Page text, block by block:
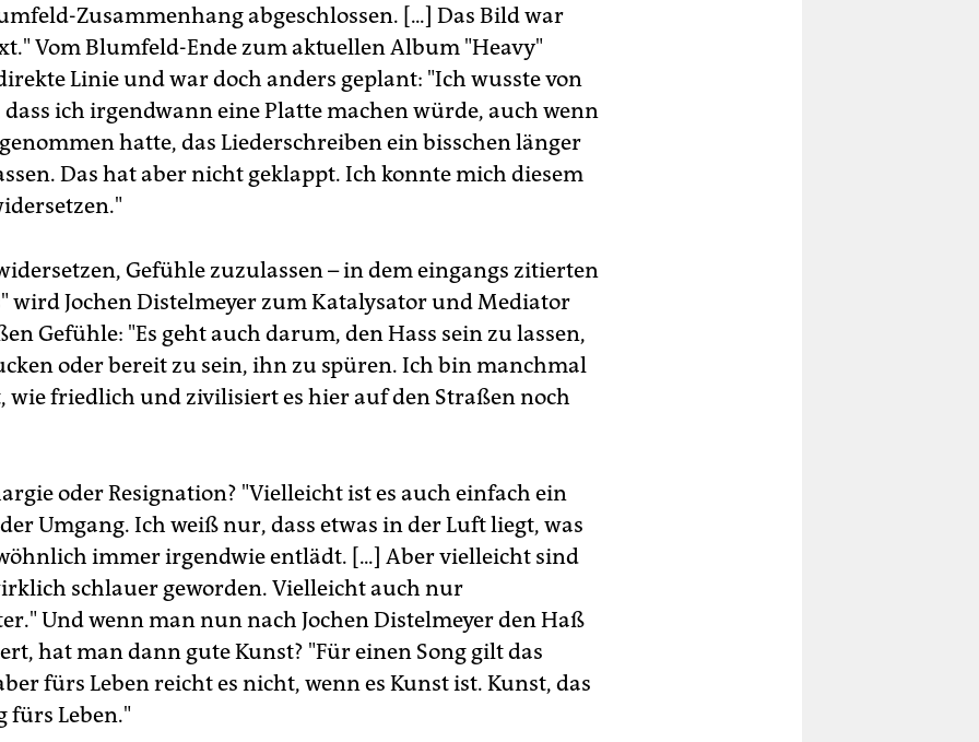
Zusammenhang abgeschlossen. [...] Das Bild war
Vom Blumfeld-Ende zum aktuellen Album "Heavy"
Linie und war doch anders geplant: "Ich wusste von
ich irgendwann eine Platte machen würde, auch wenn
hatte, das Liederschreiben ein bisschen länger
Das hat aber nicht geklappt. Ich konnte mich diesem
Gefühle zuzulassen – in dem eingangs zitierten
wird Jochen Distelmeyer zum Katalysator und Mediator
Gefühle: "Es geht auch darum, den Hass sein zu lassen,
oder bereit zu sein, ihn zu spüren. Ich bin manchmal
wie friedlich und zivilisiert es hier auf den Straßen noch
oder Resignation? "Vielleicht ist es auch einfach ein
Umgang. Ich weiß nur, dass etwas in der Luft liegt, was
immer irgendwie entlädt. [...] Aber vielleicht sind
schlauer geworden. Vielleicht auch nur
Und wenn man nun nach Jochen Distelmeyer den Haß
hat man dann gute Kunst? "Für einen Song gilt das
fürs Leben reicht es nicht, wenn es Kunst ist. Kunst, das
fürs Leben."